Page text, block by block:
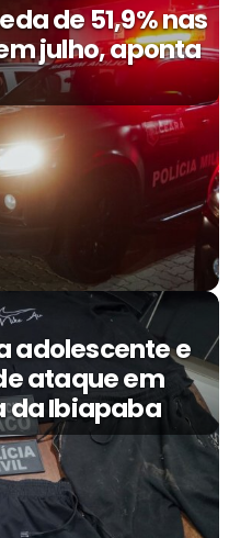
de 51,9% nas
julho, aponta
adolescente e
ataque em
da Ibiapaba